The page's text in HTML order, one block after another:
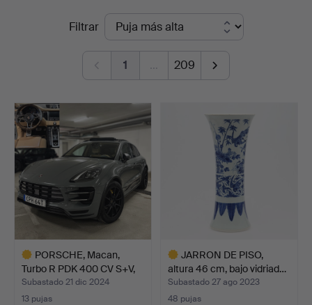
Vänersborg
Filtrar
1 … 209
PORSCHE, Macan,
Turbo R PDK 400 CV S+V,
to…
Subastado 21 dic 2024
13 pujas
JARRON DE PISO,
altura 46 cm, bajo vidriad…
Subastado 27 ago 2023
48 pujas